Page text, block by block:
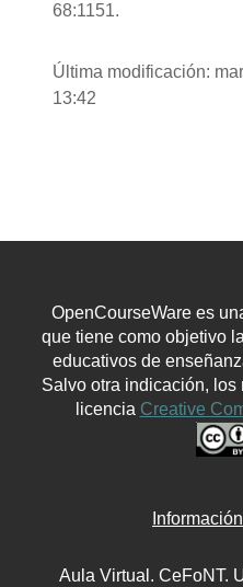
68:1151.
Última modificación:
13:42
OpenCourseWare es
que tiene como objetivo
educativos de
Salvo otra indicación,
licencia Creative
Aula Virtual. CeFoNT.